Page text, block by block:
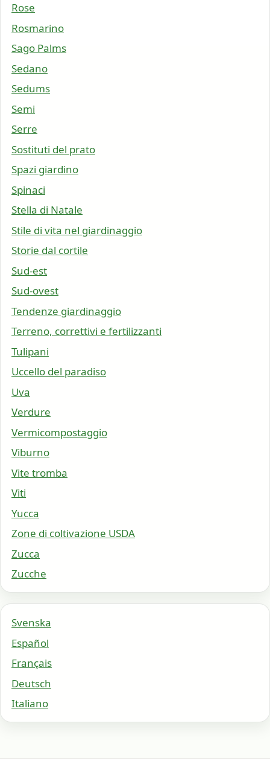
Rose
Rosmarino
Sago Palms
Sedano
Sedums
Semi
Serre
Sostituti del prato
Spazi giardino
Spinaci
Stella di Natale
Stile di vita nel giardinaggio
Storie dal cortile
Sud-est
Sud-ovest
Tendenze giardinaggio
Terreno, correttivi e fertilizzanti
Tulipani
Uccello del paradiso
Uva
Verdure
Vermicompostaggio
Viburno
Vite tromba
Viti
Yucca
Zone di coltivazione USDA
Zucca
Zucche
Svenska
Español
Français
Deutsch
Italiano